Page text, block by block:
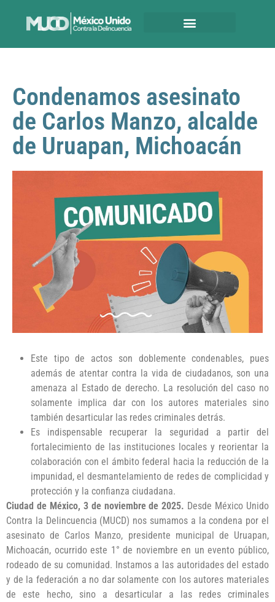
Condenamos asesinato
de Carlos Manzo, alcalde
de Uruapan, Michoacán
Este tipo de actos son doblemente condenables, pues
además de atentar contra la vida de ciudadanos, son una
amenaza al Estado de derecho. La resolución del caso no
solamente implica dar con los autores materiales sino
también desarticular las redes criminales detrás.
Es indispensable recuperar la seguridad a partir del
fortalecimiento de las instituciones locales y reorientar la
colaboración con el ámbito federal hacia la reducción de la
impunidad, el desmantelamiento de redes de complicidad y
protección y la confianza ciudadana.
Ciudad de México, 3 de noviembre de 2025. Desde México Unido
Contra la Delincuencia (MUCD) nos sumamos a la condena por el
asesinato de Carlos Manzo, presidente municipal de Uruapan,
Michoacán, ocurrido este 1° de noviembre en un evento público,
rodeado de su comunidad. Instamos a las autoridades del estado
y de la federación a no dar solamente con los autores materiales
de este hecho, sino a desarticular a las redes criminales